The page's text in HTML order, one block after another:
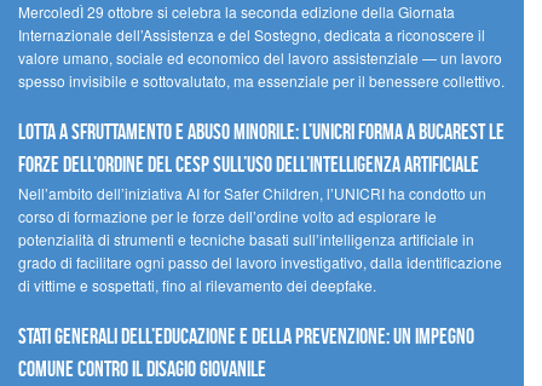
MercoledÌ 29 ottobre si celebra la seconda edizione della Giornata
Internazionale dell’Assistenza e del Sostegno, dedicata a riconoscere il
valore umano, sociale ed economico del lavoro assistenziale — un lavoro
spesso invisibile e sottovalutato, ma essenziale per il benessere collettivo.
Lotta a sfruttamento e abuso minorile: l’UNICRI forma a Bucarest le
forze dell’ordine del CESP sull’uso dell’Intelligenza Artificiale
Nell’ambito dell’iniziativa AI for Safer Children, l’UNICRI ha condotto un
corso di formazione per le forze dell’ordine volto ad esplorare le
potenzialità di strumenti e tecniche basati sull’intelligenza artificiale in
grado di facilitare ogni passo del lavoro investigativo, dalla identificazione
di vittime e sospettati, fino al rilevamento dei deepfake.
Stati Generali dell’Educazione e della Prevenzione: un impegno
comune contro il disagio giovanile